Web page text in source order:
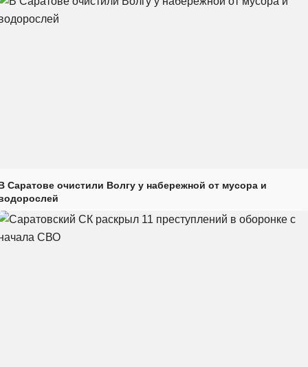
Саратове очистили Волгу у набережной от мусора и